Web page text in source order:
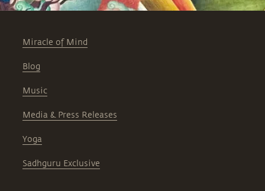
Miracle of Mind
Blog
Music
Media & Press Releases
Yoga
Sadhguru Exclusive